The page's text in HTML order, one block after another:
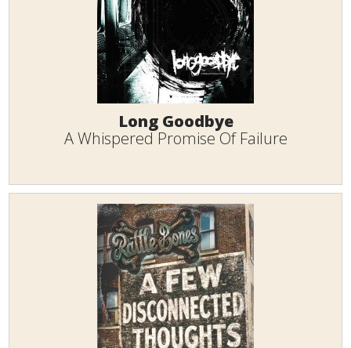
Long Goodbye
A Whispered Promise Of Failure